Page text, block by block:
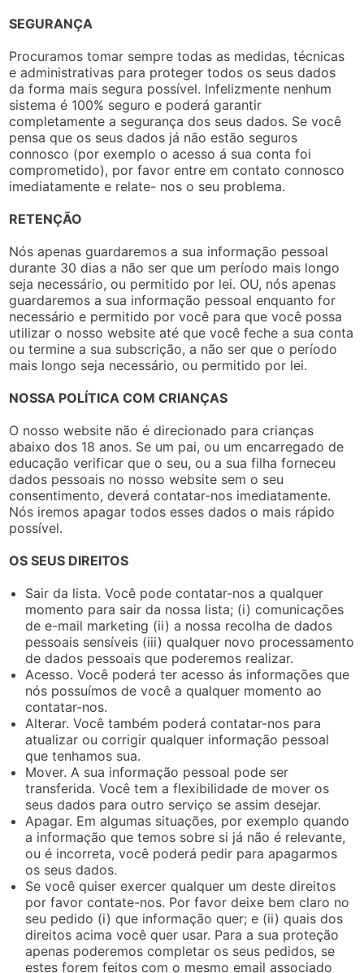
SEGURANÇA
Procuramos tomar sempre todas as medidas, técnicas
e administrativas para proteger todos os seus dados
da forma mais segura possível. Infelizmente nenhum
sistema é 100% seguro e poderá garantir
completamente a segurança dos seus dados. Se você
pensa que os seus dados já não estão seguros
connosco (por exemplo o acesso á sua conta foi
comprometido), por favor entre em contato connosco
imediatamente e relate- nos o seu problema.
RETENÇÃO
Nós apenas guardaremos a sua informação pessoal
durante 30 dias a não ser que um período mais longo
seja necessário, ou permitido por lei. OU, nós apenas
guardaremos a sua informação pessoal enquanto for
necessário e permitido por você para que você possa
utilizar o nosso website até que você feche a sua conta
ou termine a sua subscrição, a não ser que o período
mais longo seja necessário, ou permitido por lei.
NOSSA POLÍTICA COM CRIANÇAS
O nosso website não é direcionado para crianças
abaixo dos 18 anos. Se um pai, ou um encarregado de
educação verificar que o seu, ou a sua filha forneceu
dados pessoais no nosso website sem o seu
consentimento, deverá contatar-nos imediatamente.
Nós iremos apagar todos esses dados o mais rápido
possível.
OS SEUS DIREITOS
Sair da lista. Você pode contatar-nos a qualquer
momento para sair da nossa lista; (i) comunicações
de e-mail marketing (ii) a nossa recolha de dados
pessoais sensíveis (iii) qualquer novo processamento
de dados pessoais que poderemos realizar.
Acesso. Você poderá ter acesso ás informações que
nós possuímos de você a qualquer momento ao
contatar-nos.
Alterar. Você também poderá contatar-nos para
atualizar ou corrigir qualquer informação pessoal
que tenhamos sua.
Mover. A sua informação pessoal pode ser
transferida. Você tem a flexibilidade de mover os
seus dados para outro serviço se assim desejar.
Apagar. Em algumas situações, por exemplo quando
a informação que temos sobre si já não é relevante,
ou é incorreta, você poderá pedir para apagarmos
os seus dados.
Se você quiser exercer qualquer um deste direitos
por favor contate-nos. Por favor deixe bem claro no
seu pedido (i) que informação quer; e (ii) quais dos
direitos acima você quer usar. Para a sua proteção
apenas poderemos completar os seus pedidos, se
estes forem feitos com o mesmo email associado